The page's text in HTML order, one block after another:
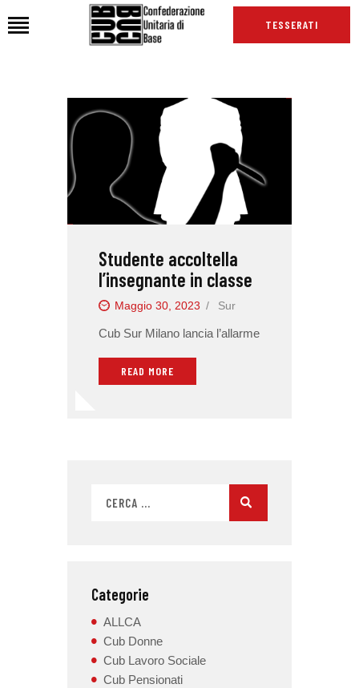
TESSERATI
HOME
CHI SIAMO
SEDI
NEWS
PODCAST CUB
INTERNAZIONALE
RASSEGNA STAMPA
Studente accoltella
l’insegnante in classe
Maggio 30, 2023 Sur
Cub Sur Milano lancia l’allarme
READ MORE
Categorie
ALLCA
Cub Donne
Cub Lavoro Sociale
Cub Pensionati